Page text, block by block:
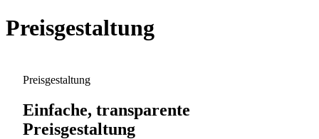
Preisgestaltung
Preisgestaltung
Einfache, transparente
Preisgestaltung